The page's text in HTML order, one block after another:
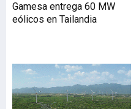
Gamesa entrega 60 MW
eólicos en Tailandia